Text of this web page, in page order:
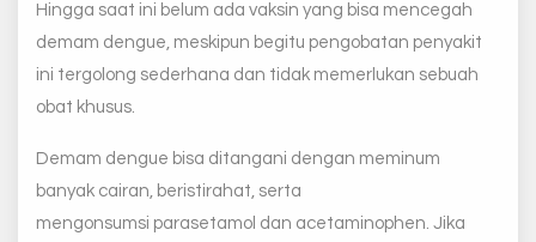
Hingga saat ini belum ada vaksin yang bisa mencegah
demam dengue, meskipun begitu pengobatan penyakit
ini tergolong sederhana dan tidak memerlukan sebuah
obat khusus.
Demam dengue bisa ditangani dengan meminum
banyak cairan, beristirahat, serta
mengonsumsi parasetamol dan acetaminophen. Jika